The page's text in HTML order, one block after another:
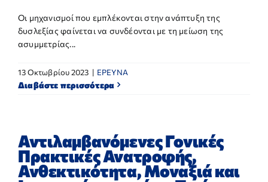
Οι μηχανισμοί που εμπλέκονται στην ανάπτυξη της
δυσλεξίας φαίνεται να συνδέονται με τη μείωση της
ασυμμετρίας...
13 Οκτωβρίου 2023 | ΕΡΕΥΝΑ
Διαβάστε περισσότερα
Αντιλαμβανόμενες Γονικές
Πρακτικές Ανατροφής,
Ανθεκτικότητα, Μοναξιά και